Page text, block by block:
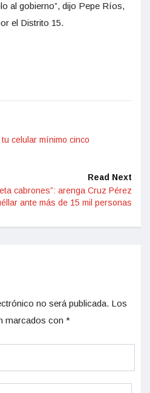
al gobierno”, dijo Pepe Ríos,
el Distrito 15.
celular mínimo cinco
Read Next
cabrones”: arenga Cruz Pérez
ante más de 15 mil personas
no será publicada. Los
marcados con *